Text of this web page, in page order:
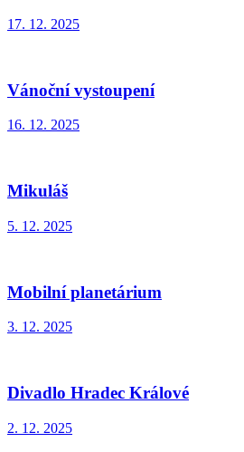
17. 12. 2025
Vánoční vystoupení
16. 12. 2025
Mikuláš
5. 12. 2025
Mobilní planetárium
3. 12. 2025
Divadlo Hradec Králové
2. 12. 2025